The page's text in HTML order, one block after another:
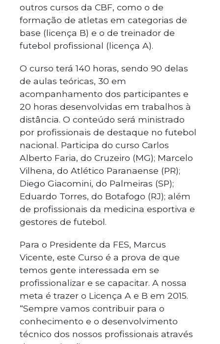
outros cursos da CBF, como o de
formação de atletas em categorias de
base (licença B) e o de treinador de
futebol profissional (licença A).
O curso terá 140 horas, sendo 90 delas
de aulas teóricas, 30 em
acompanhamento dos participantes e
20 horas desenvolvidas em trabalhos à
distância. O conteúdo será ministrado
por profissionais de destaque no futebol
nacional. Participa do curso Carlos
Alberto Faria, do Cruzeiro (MG); Marcelo
Vilhena, do Atlético Paranaense (PR);
Diego Giacomini, do Palmeiras (SP);
Eduardo Torres, do Botafogo (RJ); além
de profissionais da medicina esportiva e
gestores de futebol.
Para o Presidente da FES, Marcus
Vicente, este Curso é a prova de que
temos gente interessada em se
profissionalizar e se capacitar. A nossa
meta é trazer o Licença A e B em 2015.
“Sempre vamos contribuir para o
conhecimento e o desenvolvimento
técnico dos nossos profissionais através